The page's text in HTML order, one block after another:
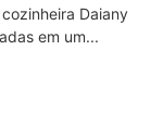
Daiany
em um...